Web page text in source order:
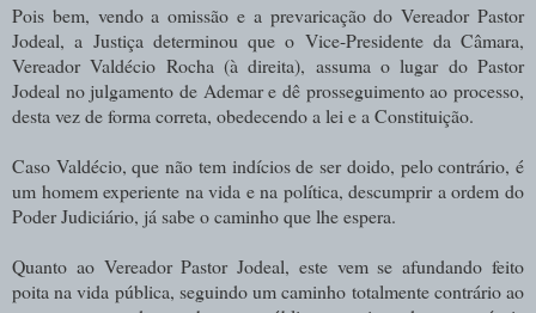
Pois bem, vendo a omissão e a prevaricação do Vereador Pastor
Jodeal, a Justiça determinou que o Vice-Presidente da Câmara,
Vereador Valdécio Rocha (à direita), assuma o lugar do Pastor
Jodeal no julgamento de Ademar e dê prosseguimento ao processo,
desta vez de forma correta, obedecendo a lei e a Constituição.
Caso Valdécio, que não tem indícios de ser doido, pelo contrário, é
um homem experiente na vida e na política, descumprir a ordem do
Poder Judiciário, já sabe o caminho que lhe espera.
Quanto ao Vereador Pastor Jodeal, este vem se afundando feito
poita na vida pública, seguindo um caminho totalmente contrário ao